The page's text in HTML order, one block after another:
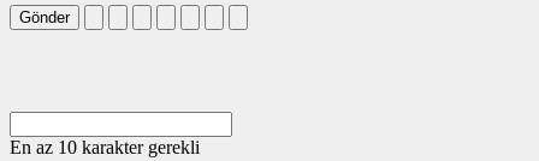
Gönder
En az 10 karakter gerekli